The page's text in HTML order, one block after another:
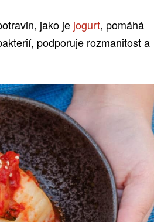
jako je jogurt, pomáhá
podporuje rozmanitost a